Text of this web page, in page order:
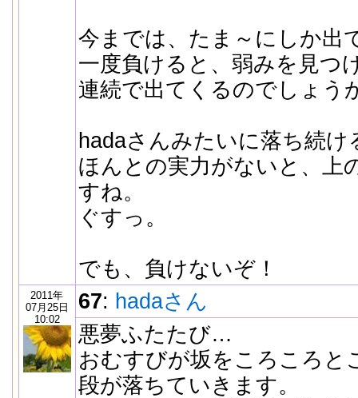
今までは、たま～にしか出
一度負けると、弱みを見つ
連続で出てくるのでしょう
hadaさんみたいに落ち続け
ほんとの実力がないと、上
すね。
ぐすっ。
でも、負けないぞ！
2011年
07月25日
10:02
67: hadaさん
悪夢ふたたび…
おむすびが坂をころころと
段が落ちていきます。